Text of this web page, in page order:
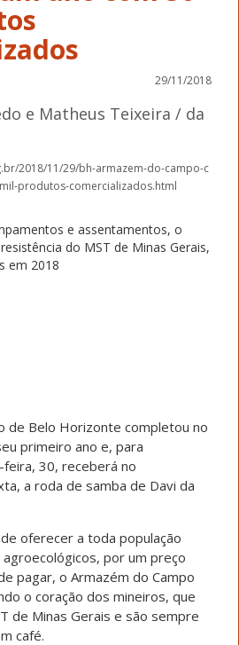
29/11/2018
e Matheus Teixeira / da
2018/11/29/bh-armazem-do-campo-c
produtos-comercializados.html
e assentamentos, o
do MST de Minas Gerais,
em 2018
de Belo Horizonte completou no
primeiro ano e, para
30, receberá no
a roda de samba de Davi da
oferecer a toda população
por um preço
pagar, o Armazém do Campo
o coração dos mineiros, que
de Minas Gerais e são sempre
café.